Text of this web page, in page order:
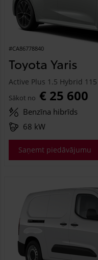
#CA86778840
Toyota Yaris
Active Plus 1.5 Hybrid
Sākot no € 25 600
Benzīna hibrīds
68 kW
Saņemt piedāvājumu